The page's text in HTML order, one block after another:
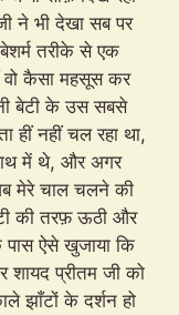
ने भी देखा सब पर
तरीके से एक
वो कैसा महसूस कर
बेटी के उस सबसे
हीं नहीं चल रहा था,
में थे, और अगर
मेरे चाल चलने की
की तरफ़ ऊठी और
ऐसे खुजाया कि
प्रीतम जी को
झाँटों के दर्शन हो